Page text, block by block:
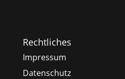
Rechtliches
Impressum
Datenschutz